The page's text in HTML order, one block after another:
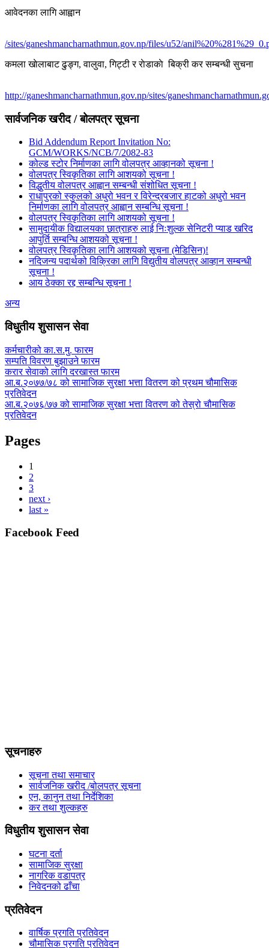
आवेदनका लागि आह्वान
/sites/ganeshmancharnathmun.gov.np/files/u52/
कमला खाेलाबाट ढु‌ङ्ग, वालुवा, गिट्टी र राेडाकाे बिक्री कर सम्बन्धी सुचना
http://ganeshmancharnathmun.gov.np/sites/
सार्वजनिक खरीद / बोलपत्र सूचना
Bid Addendum Report Invitation No:
GCM/WORKS/NCB/7/2082-83
कोल्ड स्टोर निर्माणका लागि वोलपत्र आव्हानको सूचना !
वोलपत्र स्विकृतिका लागि आशयको सूचना !
विद्धुतीय वोलपत्र आह्वान सम्बन्धी संशोधित सूचना !
राधापुरको स्कुलको अधुरो भवन र विरेन्द्रबजार हाटको अधुरो भवन
निर्माणका लागि वोलपत्र आह्वान सम्बन्धि सूचना !
वोलपत्र स्विकृतिका लागि आशयको सूचना !
सामुदायीक विद्यालयका छात्राहरु लाई निःशुल्क सेनिटरी प्याड खरिद
आपुर्ति सम्बन्धि आशयको सूचना !
वोलपत्र स्विकृतिका लागि आशयको सूचना (मेडिसिन)!
नदिजन्य पदार्थको विक्रिका लागि विद्युतीय वोलपत्र आव्हान सम्बन्धी
सूचना !
आय ठेक्का रद्द सम्बन्धि सूचना !
अन्य
विधुतीय शुसासन सेवा
कर्मचारीको का.स.मु. फारम
सम्पति विवरण बुझाउने फारम
करार सेवाको लागि दरखास्त फारम
आ.ब.२०७७/७८ को सामाजिक सुरक्षा भत्ता वितरण को प्रथम चौमासिक
प्रतिवेदन
आ.ब.२०७६/७७ को सामाजिक सुरक्षा भत्ता वितरण को तेस्रो चौमासिक
प्रतिवेदन
Pages
1
2
3
next ›
last »
Facebook Feed
सूचनाहरु
सूचना तथा समाचार
सार्वजनिक खरीद /बोलपत्र सूचना
एन, कानुन तथा निर्देशिका
कर तथा शुल्कहरु
विधुतीय शुसासन सेवा
घटना दर्ता
सामाजिक सुरक्षा
नागरिक वडापत्र
निवेदनको ढाँचा
प्रतिवेदन
वार्षिक प्रगति प्रतिवेदन
चौमासिक प्रगति प्रतिवेदन